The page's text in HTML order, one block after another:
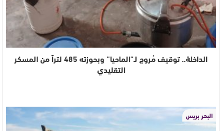
الداخلة.. توقيف مُروج لـ”الماحيا” وبحوزته 485 لتراً من المسكر
التقليدي
البحر بريس